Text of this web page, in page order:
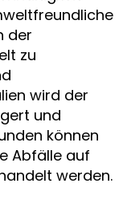
der
zu
wird der
und
können
Abfälle auf
werden.